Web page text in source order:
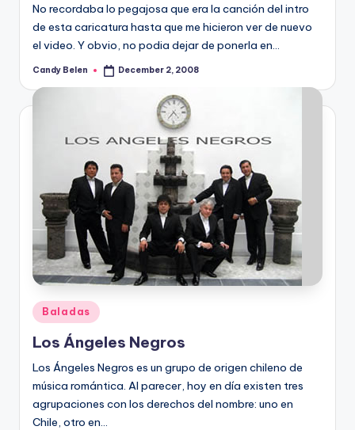
No recordaba lo pegajosa que era la canción del intro
de esta caricatura hasta que me hicieron ver de nuevo
el video. Y obvio, no podia dejar de ponerla en…
Posted
Candy Belen December 2, 2008
Posted
in
Baladas
Los Ángeles Negros
Los Ángeles Negros es un grupo de origen chileno de
música romántica. Al parecer, hoy en dí­a existen tres
agrupaciones con los derechos del nombre: uno en
Chile, otro en…